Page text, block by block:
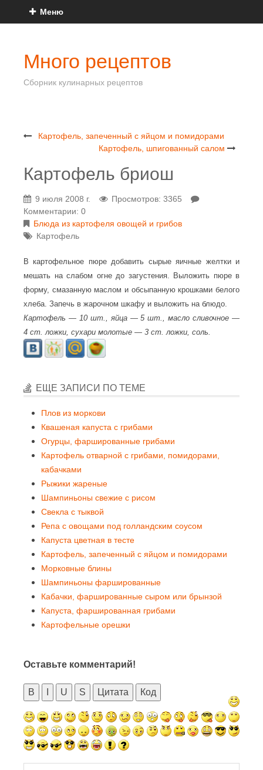
Меню
Много рецептов
Сборник кулинарных рецептов
Картофель, запеченный с яйцом и помидорами
Картофель, шпигованный салом
Картофель бриош
9 июля 2008 г.
Просмотров: 3365
Комментарии: 0
Блюда из картофеля овощей и грибов
Картофель
В картофельное пюре добавить сырые яичные желтки и
мешать на слабом огне до загустения. Выложить пюре в
форму, смазанную маслом и обсыпанную крошками белого
хлеба. Запечь в жарочном шкафу и выложить на блюдо.
Картофель — 10 шт., яйца — 5 шт., масло сливочное —
4 ст. ложки, сухари молотые — 3 ст. ложки, соль.
ЕЩЕ ЗАПИСИ ПО ТЕМЕ
Плов из моркови
Квашеная капуста с грибами
Огурцы, фаршированные грибами
Картофель отварной с грибами, помидорами,
кабачками
Рыжики жареные
Шампиньоны свежие с рисом
Свекла с тыквой
Репа с овощами под голландским соусом
Капуста цветная в тесте
Картофель, запеченный с яйцом и помидорами
Морковные блины
Шампиньоны фаршированные
Кабачки, фаршированные сыром или брынзой
Капуста, фаршированная грибами
Картофельные орешки
Оставьте комментарий!
B U S Цитата Код